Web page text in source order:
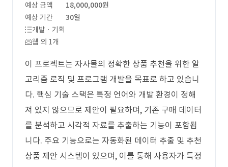
예상 금액
18,000,000원
예상 기간
30일
개발 · 기획
웹 외 1개
이 프로젝트는 자사몰의 정확한 상품 추천을 위한 알
고리즘 로직 및 프로그램 개발을 목표로 하고 있습니
다. 핵심 기술 스택은 특정 언어와 개발 환경이 정해
져 있지 않으므로 제안이 필요하며, 기존 구매 데이터
를 분석하고 시각적 자료를 추출하는 기능이 포함됩
니다. 주요 기능으로는 자동화된 데이터 추출 및 추천
상품 제안 시스템이 있으며, 이를 통해 사용자가 특정